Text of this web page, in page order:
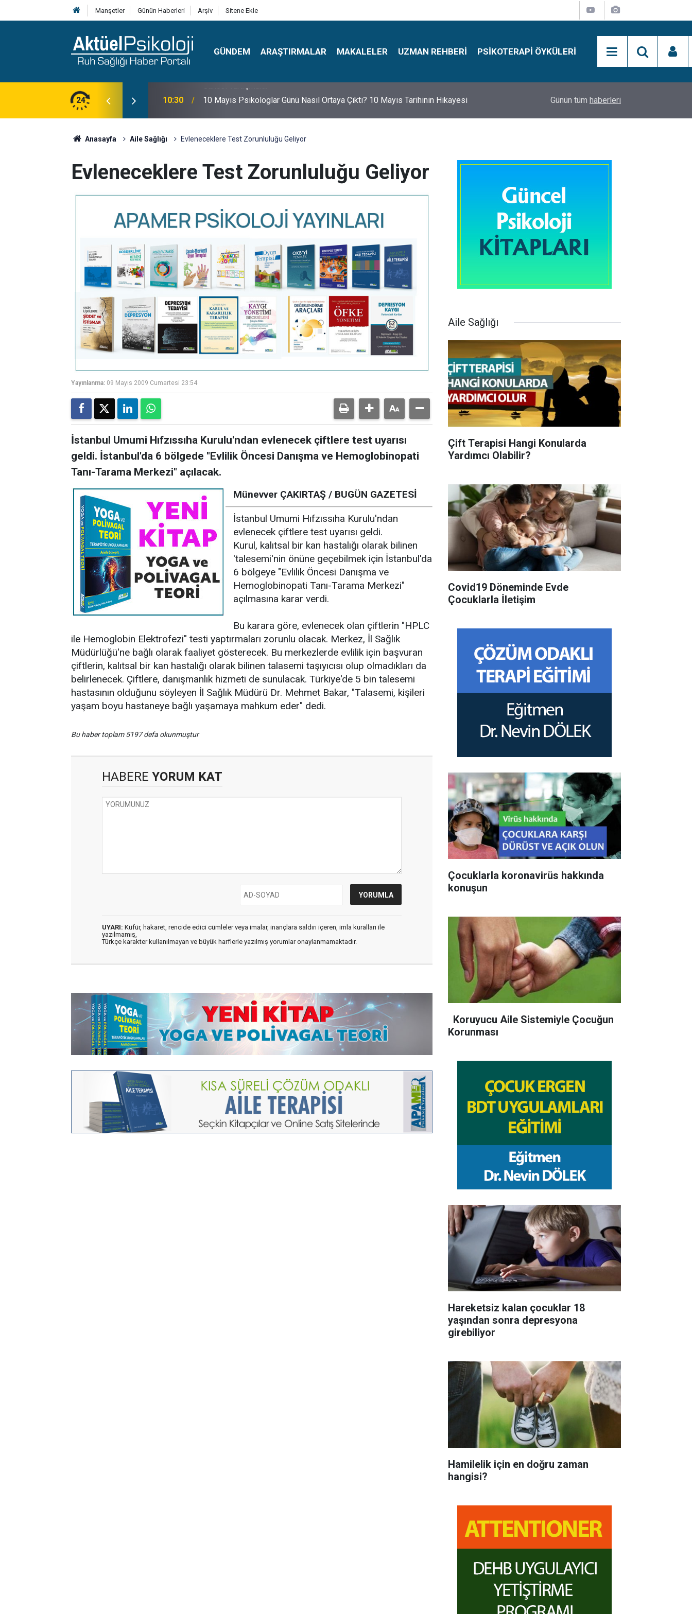
Manşetler Günün Haberleri Arşiv Sitene Ekle
GÜNDEM ARAŞTIRMALAR MAKALELER UZMAN REHBERI PSIKOTERAPI ÖYKÜLERI
24
Klinik Özellikleri, Tanı Kriterleri ve
10:30 10 Mayıs Psikologlar Günü Nasıl Ortaya Çıktı? 10 Mayıs Tarihinin Hikayesi Simon Says Dikkat Programı Nedir?
Günün tüm haberleri
Anasayfa Aile Sağlığı Evleneceklere Test Zorunluluğu Geliyor
Evleneceklere Test Zorunluluğu Geliyor
Yayınlanma: 09 Mayıs 2009 Cumartesi 23:54
İstanbul Umumi Hıfzıssıha Kurulu'ndan evlenecek çiftlere test uyarısı
geldi. İstanbul'da 6 bölgede "Evlilik Öncesi Danışma ve Hemoglobinopati
Tanı-Tarama Merkezi" açılacak.
Münevver ÇAKIRTAŞ / BUGÜN GAZETESİ
İstanbul Umumi Hıfzıssıha Kurulu'ndan
evlenecek çiftlere test uyarısı geldi.
Kurul, kalıtsal bir kan hastalığı olarak bilinen
'talesemi'nin önüne geçebilmek için İstanbul'da
6 bölgeye "Evlilik Öncesi Danışma ve
Hemoglobinopati Tanı-Tarama Merkezi"
açılmasına karar verdi.
Bu karara göre, evlenecek olan çiftlerin "HPLC
ile Hemoglobin Elektrofezi" testi yaptırmaları zorunlu olacak. Merkez, İl Sağlık
Müdürlüğü'ne bağlı olarak faaliyet gösterecek. Bu merkezlerde evlilik için başvuran
çiftlerin, kalıtsal bir kan hastalığı olarak bilinen talasemi taşıyıcısı olup olmadıkları da
belirlenecek. Çiftlere, danışmanlık hizmeti de sunulacak. Türkiye'de 5 bin talesemi
hastasının olduğunu söyleyen İl Sağlık Müdürü Dr. Mehmet Bakar, "Talasemi, kişileri
yaşam boyu hastaneye bağlı yaşamaya mahkum eder" dedi.
Bu haber toplam 5197 defa okunmuştur
HABERE YORUM KAT
UYARI: Küfür, hakaret, rencide edici cümleler veya imalar, inançlara saldırı içeren, imla kuralları ile
yazılmamış,
Türkçe karakter kullanılmayan ve büyük harflerle yazılmış yorumlar onaylanmamaktadır.
Aile Sağlığı
Çift Terapisi Hangi Konularda
Yardımcı Olabilir?
Covid19 Döneminde Evde
Çocuklarla İletişim
Çocuklarla koronavirüs hakkında
konuşun
Koruyucu Aile Sistemiyle Çocuğun
Korunması
Hareketsiz kalan çocuklar 18
yaşından sonra depresyona
girebiliyor
Hamilelik için en doğru zaman
hangisi?